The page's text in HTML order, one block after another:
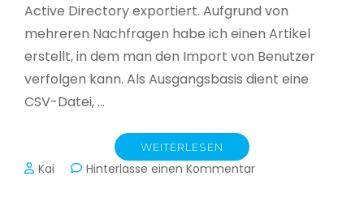
Active Directory exportiert. Aufgrund von
mehreren Nachfragen habe ich einen Artikel
erstellt, in dem man den Import von Benutzer
verfolgen kann. Als Ausgangsbasis dient eine
CSV-Datei, …
WEITERLESEN
Kai Hinterlasse einen Kommentarzu